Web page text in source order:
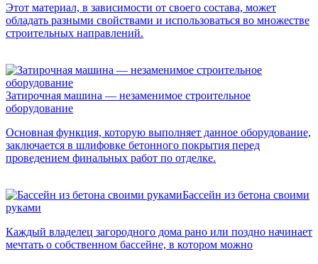
Этот материал, в зависимости от своего состава, может
обладать разными свойствами и использоваться во множестве
строительных направлений.
Затирочная машина — незаменимое строительное
оборудование
Основная функция, которую выполняет данное оборудование,
заключается в шлифовке бетонного покрытия перед
проведением финальных работ по отделке.
Бассейн из бетона своими
руками
Каждый владелец загородного дома рано или поздно начинает
мечтать о собственном бассейне, в котором можно